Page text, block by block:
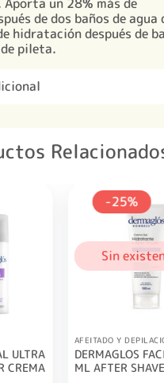
de dos baños de agua
hidratación después de
pileta.
ULTRA
CREMA
-25%
Sin
AFEITADO Y
DERMAGLOS
ML AFTER